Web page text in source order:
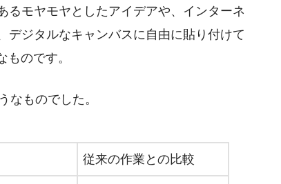
るモヤモヤとしたアイデアや、インターネ
デジタルなキャンバスに自由に貼り付けて
のです。
なものでした。
従来の作業との比較